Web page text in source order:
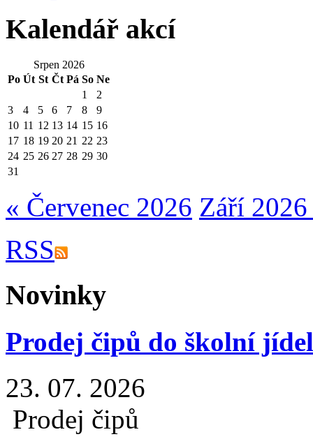
Kalendář akcí
Srpen 2026
Po Út St Čt Pá So Ne
1
2
3
4 5 6 7 8
9
10 11 12 13 14 15 16
17 18 19 20 21 22 23
24 25 26 27 28 29 30
31
« Červenec 2026 Září
RSS
Novinky
Prodej čipů do školní
23. 07. 2026
Prodej čipů